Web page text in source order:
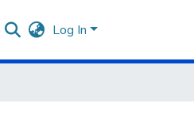
Log In